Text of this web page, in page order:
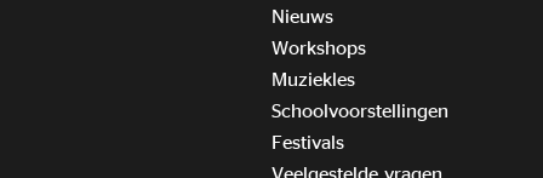
Nieuws
Workshops
Muziekles
Schoolvoorstellingen
Festivals